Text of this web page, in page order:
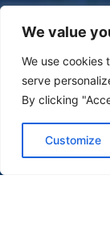
We value
We use cookies
serve
By clicking
Customize
(47) 9